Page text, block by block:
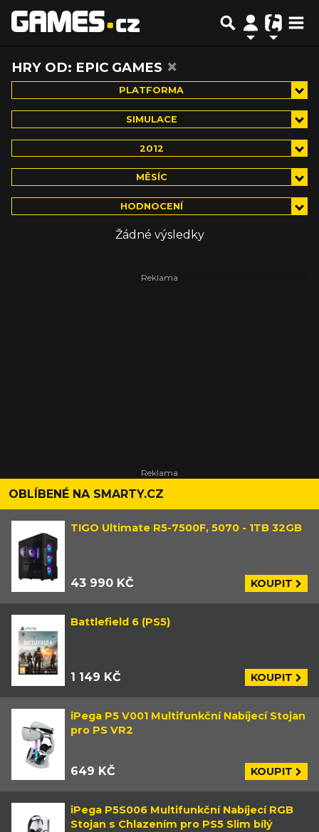
HRY OD: EPIC GAMES ×
PLATFORMA
SIMULACE
2012
MĚSÍC
HODNOCENÍ
Žádné výsledky
OBLÍBENÉ NA SMARTY.CZ
TIGO Ultimate R5-7500F, 5070 - 1TB 32GB
43 990 KČ KOUPIT
Battlefield 6 (PS5)
1 149 KČ KOUPIT
iPega P5 V001 Multifunkční Nabíjecí Stojan
pro PS VR2
649 KČ KOUPIT
iPega P5S006 Multifunkční Nabíjecí RGB
Stojan s Chlazením pro PS5 Slim bílý